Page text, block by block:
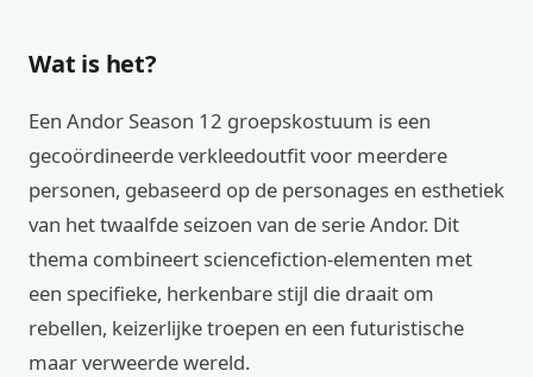
Wat is het?
Een Andor Season 12 groepskostuum is een
gecoördineerde verkleedoutfit voor meerdere
personen, gebaseerd op de personages en esthetiek
van het twaalfde seizoen van de serie Andor. Dit
thema combineert sciencefiction-elementen met
een specifieke, herkenbare stijl die draait om
rebellen, keizerlijke troepen en een futuristische
maar verweerde wereld.